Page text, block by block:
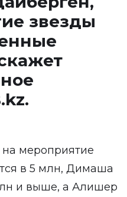
звезды
мероприятие
в 5 млн, Димаша
и выше, а Алишер